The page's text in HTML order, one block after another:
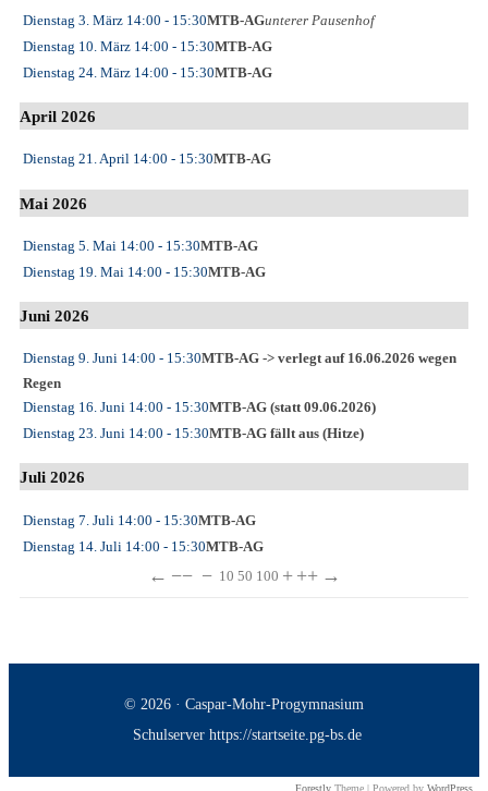
Dienstag 3. März 14:00 - 15:30MTB-AGunterer Pausenhof
Dienstag 10. März 14:00 - 15:30MTB-AG
Dienstag 24. März 14:00 - 15:30MTB-AG
April 2026
Dienstag 21. April 14:00 - 15:30MTB-AG
Mai 2026
Dienstag 5. Mai 14:00 - 15:30MTB-AG
Dienstag 19. Mai 14:00 - 15:30MTB-AG
Juni 2026
Dienstag 9. Juni 14:00 - 15:30MTB-AG -> verlegt auf 16.06.2026 wegen
Regen
Dienstag 16. Juni 14:00 - 15:30MTB-AG (statt 09.06.2026)
Dienstag 23. Juni 14:00 - 15:30MTB-AG fällt aus (Hitze)
Juli 2026
Dienstag 7. Juli 14:00 - 15:30MTB-AG
Dienstag 14. Juli 14:00 - 15:30MTB-AG
← −− − 10 50 100 + ++ →
© 2026 · Caspar-Mohr-Progymnasium
Schulserver https://startseite.pg-bs.de
Forestly Theme | Powered by WordPress